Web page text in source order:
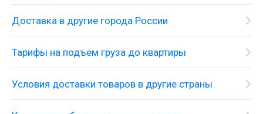
Доставка в другие города России
Тарифы на подъем груза до квартиры
Условия доставки товаров в другие страны